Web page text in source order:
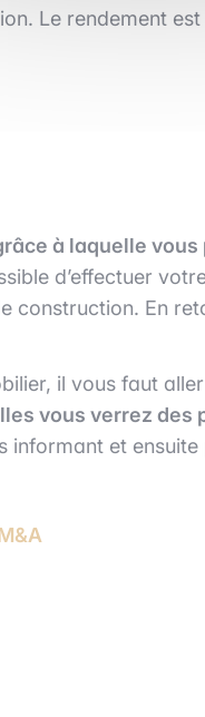
Le rendement
à laquelle
d’effectuer
construction. En
il vous faut
vous verrez
et